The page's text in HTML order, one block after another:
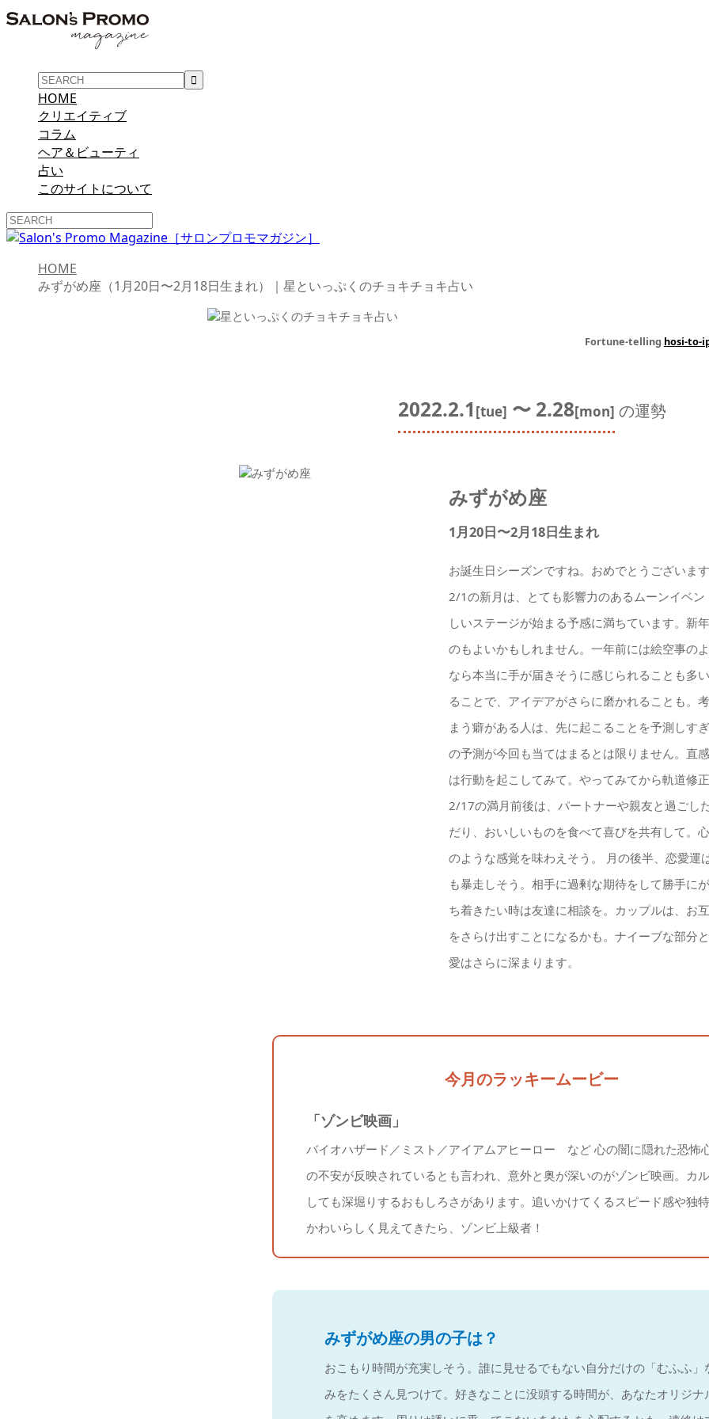
HOME
クリエイティブ
コラム
ヘア＆ビューティ
占い
このサイトについて
HOME
みずがめ座（1月20日〜2月18日生まれ）｜星といっぷくのチョキチョキ占い
Fortune-telling hosi-to-
2022.2.1 [tue] 〜 2.28[mon] の運勢
みずがめ座
1月20日〜2月18日生まれ
お誕生日シーズンですね。おめでとうございま
2/1の新月は、とても影響力のあるムーンイベ
しいステージが始まる予感に満ちています。新
のもよいかもしれません。一年前には絵空事の
なら本当に手が届きそうに感じられることも多
ることで、アイデアがさらに磨かれることも。
まう癖がある人は、先に起こることを予測しす
の予測が今回も当てはまるとは限りません。直
は行動を起こしてみて。やってみてから軌道修
2/17の満月前後は、パートナーや親友と過ごし
だり、おいしいものを食べて喜びを共有して。
のような感覚を味わえそう。 月の後半、恋愛運
も暴走しそう。相手に過剰な期待をして勝手に
ち着きたい時は友達に相談を。カップルは、お
をさらけ出すことになるかも。ナイーブな部分
愛はさらに深まります。
今月のラッキームービー
「ゾンビ映画」
バイオハザード／ミスト／アイアムアヒーロー など 心の闇に隠れた恐怖
の不安が反映されているとも言われ、意外と奥が深いのがゾンビ映画。カ
しても深堀りするおもしろさがあります。追いかけてくるスピード感や独
かわいらしく見えてきたら、ゾンビ上級者！
みずがめ座の男の子は？
おこもり時間が充実しそう。誰に見せるでもない自分だけの「むふふ」
みをたくさん見つけて。好きなことに没頭する時間が、あなたオリジナ